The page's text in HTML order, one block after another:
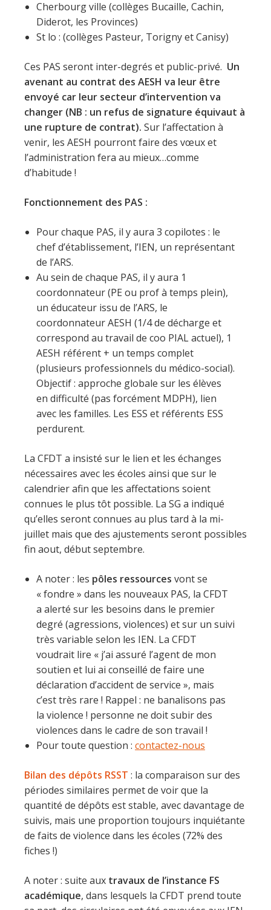
Cherbourg ville (collèges Bucaille, Cachin,
Diderot, les Provinces)
St lo : (collèges Pasteur, Torigny et Canisy)
Ces PAS seront inter-degrés et public-privé. Un
avenant au contrat des AESH va leur être
envoyé car leur secteur d’intervention va
changer (NB : un refus de signature équivaut à
une rupture de contrat). Sur l’affectation à
venir, les AESH pourront faire des vœux et
l’administration fera au mieux…comme
d’habitude !
Fonctionnement des PAS :
Pour chaque PAS, il y aura 3 copilotes : le
chef d’établissement, l’IEN, un représentant
de l’ARS.
Au sein de chaque PAS, il y aura 1
coordonnateur (PE ou prof à temps plein),
un éducateur issu de l’ARS, le
coordonnateur AESH (1/4 de décharge et
correspond au travail de coo PIAL actuel), 1
AESH référent + un temps complet
(plusieurs professionnels du médico-social).
Objectif : approche globale sur les élèves
en difficulté (pas forcément MDPH), lien
avec les familles. Les ESS et référents ESS
perdurent.
La CFDT a insisté sur le lien et les échanges
nécessaires avec les écoles ainsi que sur le
calendrier afin que les affectations soient
connues le plus tôt possible. La SG a indiqué
qu’elles seront connues au plus tard à la mi-
juillet mais que des ajustements seront possibles
fin aout, début septembre.
A noter : les pôles ressources vont se
« fondre » dans les nouveaux PAS, la CFDT
a alerté sur les besoins dans le premier
degré (agressions, violences) et sur un suivi
très variable selon les IEN. La CFDT
voudrait lire « j’ai assuré l’agent de mon
soutien et lui ai conseillé de faire une
déclaration d’accident de service », mais
c’est très rare ! Rappel : ne banalisons pas
la violence ! personne ne doit subir des
violences dans le cadre de son travail !
Pour toute question : contactez-nous
Bilan des dépôts RSST : la comparaison sur des
périodes similaires permet de voir que la
quantité de dépôts est stable, avec davantage de
suivis, mais une proportion toujours inquiétante
de faits de violence dans les écoles (72% des
fiches !)
A noter : suite aux travaux de l’instance FS
académique, dans lesquels la CFDT prend toute